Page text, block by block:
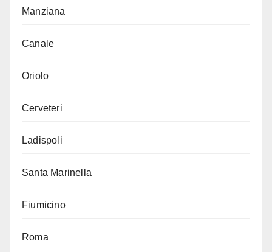
Manziana
Canale
Oriolo
Cerveteri
Ladispoli
Santa Marinella
Fiumicino
Roma